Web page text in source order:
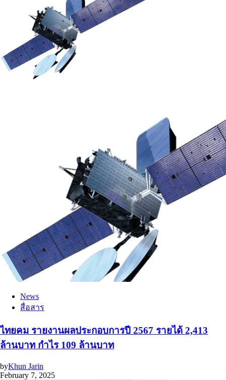
News
สื่อสาร
ไทยคม รายงานผลประกอบการปี 2567 รายได้ 2,413
ล้านบาท กำไร 109 ล้านบาท
byKhun Jarin
February 7, 2025